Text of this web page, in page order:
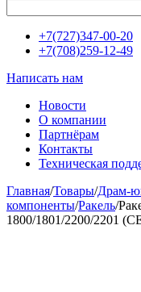
+7(727)347-00-20
+7(708)259-12-49
Написать нам
Новости
О компании
Партнёрам
Контакты
Техническая
Главная/Товары/Драм-
компоненты/Ракель/
1800/1801/2200/2201